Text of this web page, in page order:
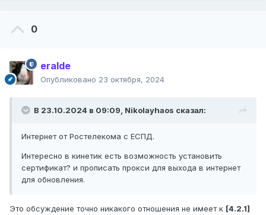
0
eralde
Опубликовано 23 октября, 2024
В 23.10.2024 в 09:09, Nikolayhaos сказал:
Интернет от Ростелекома с ЕСПД.
Интересно в кинетик есть возможность установить
сертификат? и прописать прокси для выхода в интернет
для обновления.
Это обсуждение точно никакого отношения не имеет к [4.2.1]